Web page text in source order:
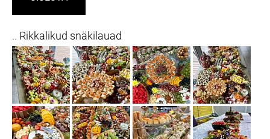
.. Rikkalikud snäkilauad